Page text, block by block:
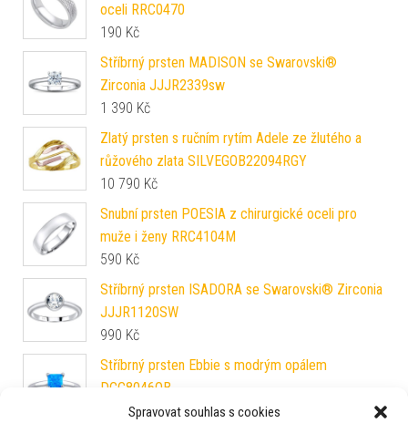
Spravovat souhlas s cookies
oceli RRC0470
190 Kč
Stříbrný prsten MADISON se Swarovski®
Zirconia JJJR2339sw
1 390 Kč
Zlatý prsten s ručním rytím Adele ze žlutého a
růžového zlata SILVEGOB22094RGY
10 790 Kč
Snubní prsten POESIA z chirurgické oceli pro
muže i ženy RRC4104M
590 Kč
Stříbrný prsten ISADORA se Swarovski® Zirconia
JJJR1120SW
990 Kč
Stříbrný prsten Ebbie s modrým opálem
DCC8046OB
1 290Kč